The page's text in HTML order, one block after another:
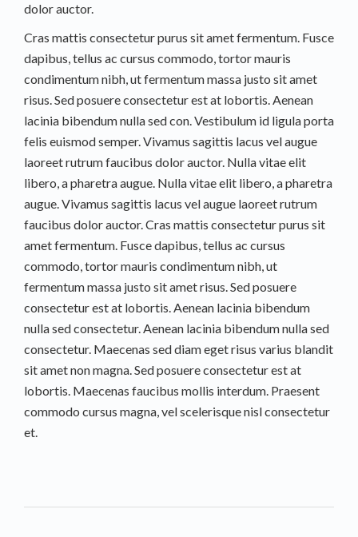
dolor auctor.
Cras mattis consectetur purus sit amet fermentum. Fusce
dapibus, tellus ac cursus commodo, tortor mauris
condimentum nibh, ut fermentum massa justo sit amet
risus. Sed posuere consectetur est at lobortis. Aenean
lacinia bibendum nulla sed con. Vestibulum id ligula porta
felis euismod semper. Vivamus sagittis lacus vel augue
laoreet rutrum faucibus dolor auctor. Nulla vitae elit
libero, a pharetra augue. Nulla vitae elit libero, a pharetra
augue. Vivamus sagittis lacus vel augue laoreet rutrum
faucibus dolor auctor. Cras mattis consectetur purus sit
amet fermentum. Fusce dapibus, tellus ac cursus
commodo, tortor mauris condimentum nibh, ut
fermentum massa justo sit amet risus. Sed posuere
consectetur est at lobortis. Aenean lacinia bibendum
nulla sed consectetur. Aenean lacinia bibendum nulla sed
consectetur. Maecenas sed diam eget risus varius blandit
sit amet non magna. Sed posuere consectetur est at
lobortis. Maecenas faucibus mollis interdum. Praesent
commodo cursus magna, vel scelerisque nisl consectetur
et.